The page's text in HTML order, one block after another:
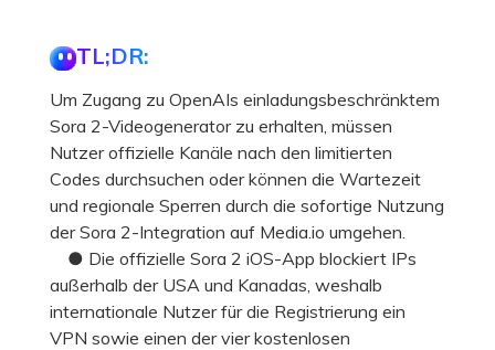
TL;DR:
Um Zugang zu OpenAIs einladungsbeschränktem
Sora 2-Videogenerator zu erhalten, müssen
Nutzer offizielle Kanäle nach den limitierten
Codes durchsuchen oder können die Wartezeit
und regionale Sperren durch die sofortige Nutzung
der Sora 2-Integration auf Media.io umgehen.
● Die offizielle Sora 2 iOS-App blockiert IPs
außerhalb der USA und Kanadas, weshalb
internationale Nutzer für die Registrierung ein
VPN sowie einen der vier kostenlosen